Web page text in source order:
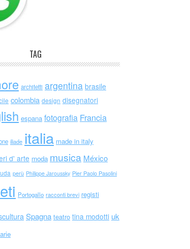
TAG
architetti argentina brasile
colombia design disegnatori
espana fotografia Francia
iliade italia made in italy
d' arte moda musica México
perù Philippe Jaroussky Pier Paolo Pasolini
Portogallo racconti brevi registi
Spagna teatro tina modotti uk